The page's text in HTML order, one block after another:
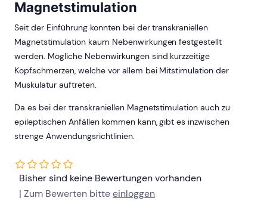
Magnetstimulation
Seit der Einführung konnten bei der transkraniellen
Magnetstimulation kaum Nebenwirkungen festgestellt
werden. Mögliche Nebenwirkungen sind kurzzeitige
Kopfschmerzen, welche vor allem bei Mitstimulation der
Muskulatur auftreten.
Da es bei der transkraniellen Magnetstimulation auch zu
epileptischen Anfällen kommen kann, gibt es inzwischen
strenge Anwendungsrichtlinien.
Bisher sind keine Bewertungen vorhanden
| Zum Bewerten bitteeinloggen